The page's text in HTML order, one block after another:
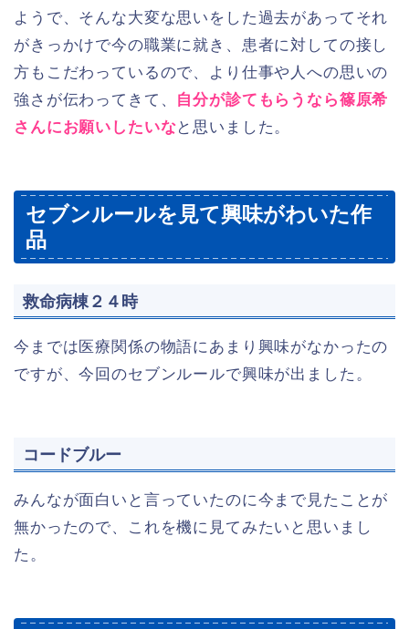
ようで、そんな大変な思いをした過去があってそれ
がきっかけで今の職業に就き、患者に対しての接し
方もこだわっているので、より仕事や人への思いの
強さが伝わってきて、 自分が診てもらうなら篠原希
さんにお願いしたいなと思いました。
セブンルールを見て興味がわいた作
品
救命病棟２４時
今までは医療関係の物語にあまり興味がなかったの
ですが、今回のセブンルールで興味が出ました。
コードブルー
みんなが面白いと言っていたのに今まで見たことが
無かったので、これを機に見てみたいと思いまし
た。